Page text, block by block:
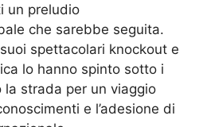
un preludio
che sarebbe seguita.
spettacolari knockout e
lo hanno spinto sotto i
strada per un viaggio
e l’adesione di